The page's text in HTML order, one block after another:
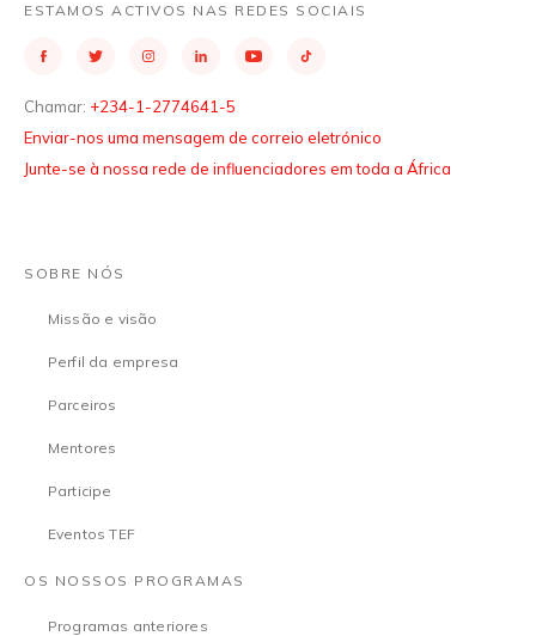
ESTAMOS ACTIVOS NAS REDES SOCIAIS
Chamar: +234-1-2774641-5
Enviar-nos uma mensagem de correio eletrónico
Junte-se à nossa rede de influenciadores em toda a África
SOBRE NÓS
Missão e visão
Perfil da empresa
Parceiros
Mentores
Participe
Eventos TEF
OS NOSSOS PROGRAMAS
Programas anteriores